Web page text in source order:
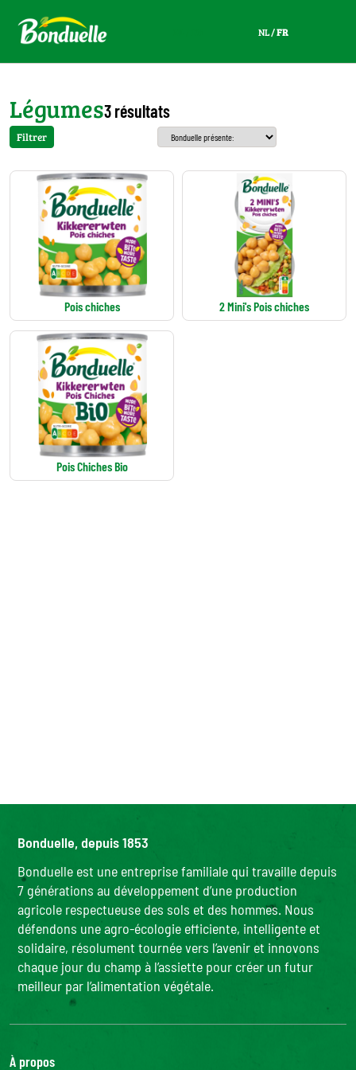
NL/FR
Légumes3 résultats
Filtrer
Pois chiches 2 Mini's Pois chiches
Pois Chiches Bio
Bonduelle, depuis 1853
Bonduelle est une entreprise familiale qui travaille depuis
7 générations au développement d’une production
agricole respectueuse des sols et des hommes. Nous
défendons une agro-écologie efficiente, intelligente et
solidaire, résolument tournée vers l’avenir et innovons
chaque jour du champ à l’assiette pour créer un futur
meilleur par l’alimentation végétale.
À propos